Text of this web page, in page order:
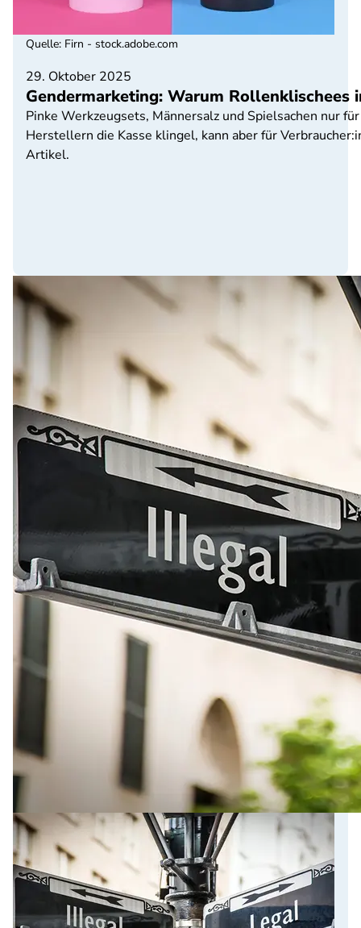
29. Oktober 2025
Gendermarketing: Warum
Pinke Werkzeugsets, Männersalz und Spielsachen nur
Herstellern die Kasse klingel, kann aber für
Artikel.
Quelle: Firn - stock.adobe.com